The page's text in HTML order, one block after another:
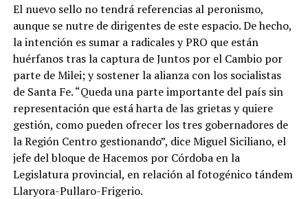
El nuevo sello no tendrá referencias al peronismo,
aunque se nutre de dirigentes de este espacio. De hecho,
la intención es sumar a radicales y PRO que están
huérfanos tras la captura de Juntos por el Cambio por
parte de Milei; y sostener la alianza con los socialistas
de Santa Fe. “Queda una parte importante del país sin
representación que está harta de las grietas y quiere
gestión, como pueden ofrecer los tres gobernadores de
la Región Centro gestionando”, dice Miguel Siciliano, el
jefe del bloque de Hacemos por Córdoba en la
Legislatura provincial, en relación al fotogénico tándem
Llaryora-Pullaro-Frigerio.